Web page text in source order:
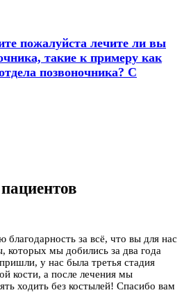
пожалуйста лечите ли вы
такие к примеру как
позвоночника? С
благодарность за всё, что вы для нас
которых мы добились за два года
у нас была третья стадия
кости, а после лечения мы
ходить без костылей! Спасибо вам